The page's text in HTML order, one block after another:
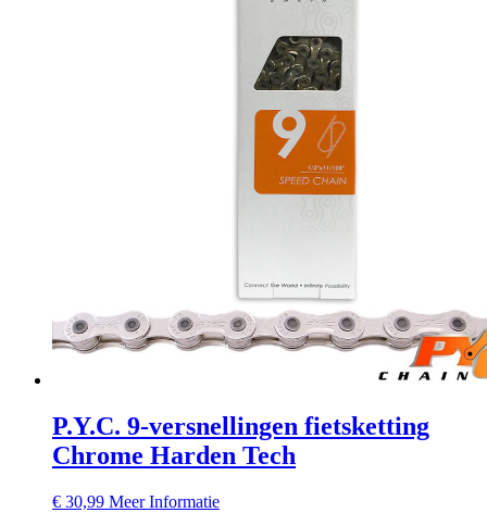
P.Y.C. 9-versnellingen fietsketting
Chrome Harden Tech
€ 30,99 Meer Informatie